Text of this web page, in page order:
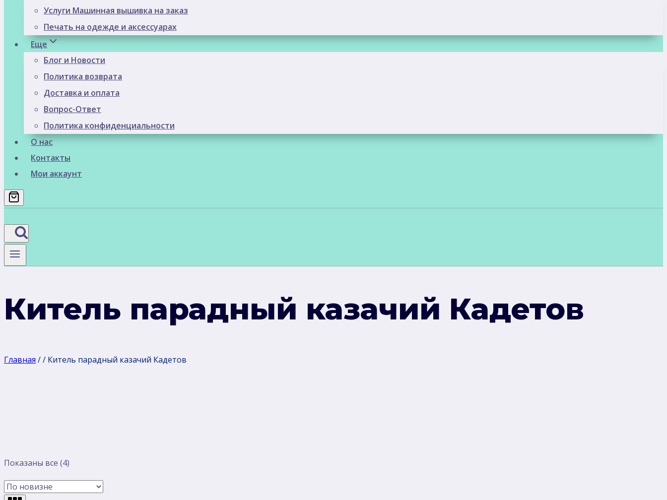
Услуги Машинная вышивка на заказ
Печать на одежде и аксессуарах
Еще
Блог и Новости
Политика возврата
Доставка и оплата
Вопрос-Ответ
Политика конфиденциальности
О нас
Контакты
Мои аккаунт
Китель парадный казачий Кадетов
Главная // Китель парадный казачий Кадетов
Показаны все (4)
самые
недавние